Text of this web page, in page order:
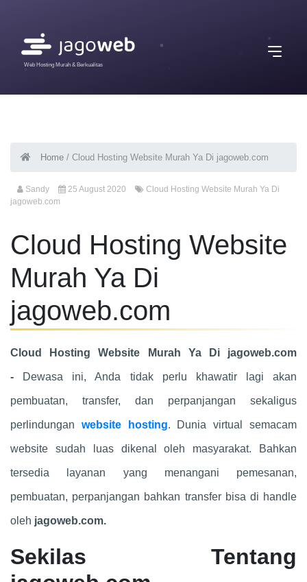
Web Hosting Murah & Berkualitas
Home / Cloud Hosting Website Murah Ya Di jagoweb.com
Sandy 25 August 2020
Cloud Hosting Website Murah Ya Di
jagoweb.com
Cloud Hosting Website
Murah Ya Di
jagoweb.com
Cloud Hosting Website Murah Ya Di jagoweb.com
- Dewasa ini, Anda tidak perlu khawatir lagi akan
pembuatan, transfer, dan perpanjangan sekaligus
perlindungan website hosting. Dunia virtual semacam
website sudah luas dikenal oleh masyarakat. Bahkan
tersedia layanan yang menangani pemesanan,
pembuatan, perpanjangan bahkan transfer bisa di handle
oleh jagoweb.com.
Sekilas Tentang